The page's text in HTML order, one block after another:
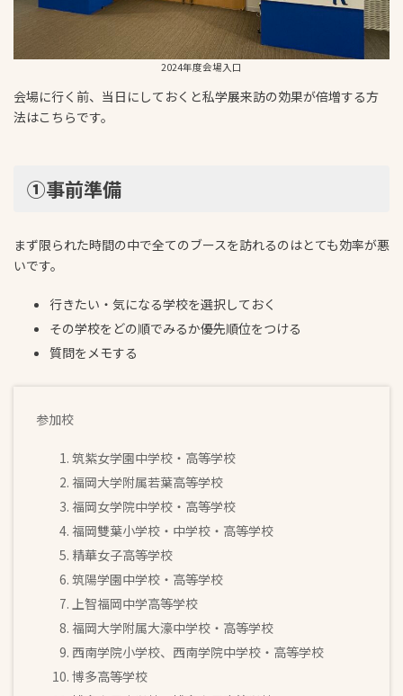
2024年度会場入口
会場に行く前、当日にしておくと私学展来訪の効果が倍増する方
法はこちらです。
①事前準備
まず限られた時間の中で全てのブースを訪れるのはとても効率が悪
いです。
行きたい・気になる学校を選択しておく
その学校をどの順でみるか優先順位をつける
質問をメモする
参加校
筑紫女学園中学校・高等学校
福岡大学附属若葉高等学校
福岡女学院中学校・高等学校
福岡雙葉小学校・中学校・高等学校
精華女子高等学校
筑陽学園中学校・高等学校
上智福岡中学高等学校
福岡大学附属大濠中学校・高等学校
西南学院小学校、西南学院中学校・高等学校
博多高等学校